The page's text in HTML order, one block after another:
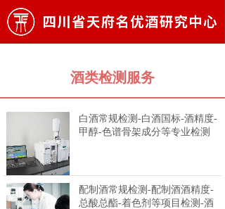
酒类检测服务
白酒常规检测-白酒国标-酒精度-
甲醇-色谱骨架成分等专业检测
配制酒常规检测-配制酒酒精度-
总酸总酯-着色剂等项目检测-酒